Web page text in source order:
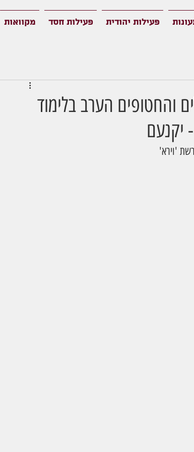
פעילות יהודית פעילות חסד מקוואות
והחטופים הערב בלימוד
יקנעם
'וירא'